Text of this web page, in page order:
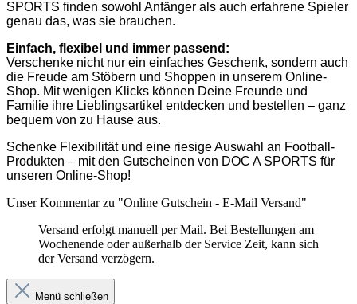
SPORTS finden sowohl Anfänger als auch erfahrene Spieler
genau das, was sie brauchen.
Einfach, flexibel und immer passend:
Verschenke nicht nur ein einfaches Geschenk, sondern auch
die Freude am Stöbern und Shoppen in unserem Online-
Shop. Mit wenigen Klicks können Deine Freunde und
Familie ihre Lieblingsartikel entdecken und bestellen – ganz
bequem von zu Hause aus.
Schenke Flexibilität und eine riesige Auswahl an Football-
Produkten – mit den Gutscheinen von DOC A SPORTS für
unseren Online-Shop!
Unser Kommentar zu "Online Gutschein - E-Mail Versand"
Versand erfolgt manuell per Mail. Bei Bestellungen am
Wochenende oder außerhalb der Service Zeit, kann sich
der Versand verzögern.
Menü schließen